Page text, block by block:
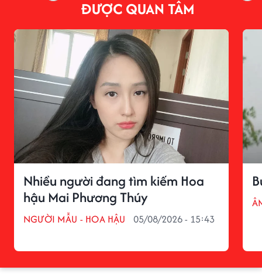
ĐƯỢC QUAN TÂM
Nhiều người đang tìm kiếm Hoa
hậu Mai Phương Thúy
NGƯỜI MẪU - HOA HẬU 05/08/2026 - 15:43